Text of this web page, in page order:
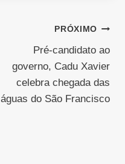
PRÓXIMO
Pré-candidato ao
governo, Cadu Xavier
celebra chegada das
águas do São Francisco